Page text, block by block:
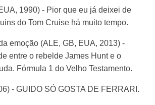
1990) - Pior que eu já deixei de
do Tom Cruise há muito tempo.
emoção (ALE, GB, EUA, 2013) -
entre o rebelde James Hunt e o
Fórmula 1 do Velho Testamento.
- GUIDO SÓ GOSTA DE FERRARI.